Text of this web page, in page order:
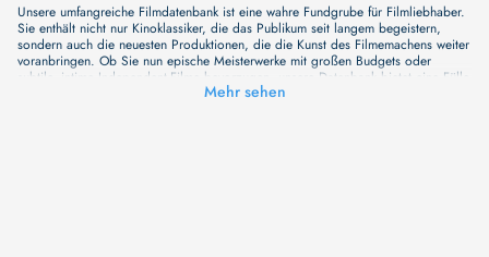
Unsere umfangreiche Filmdatenbank ist eine wahre Fundgrube für Filmliebhaber.
Sie enthält nicht nur Kinoklassiker, die das Publikum seit langem begeistern,
sondern auch die neuesten Produktionen, die die Kunst des Filmemachens weiter
voranbringen. Ob Sie nun epische Meisterwerke mit großen Budgets oder
subtile, intime Independent-Filme bevorzugen, unsere Datenbank bietet eine Fülle
von Inhalten, die Ihr Herz und Ihren Geist berühren werden. Beim Durchstöbern
Mehr sehen